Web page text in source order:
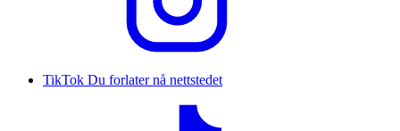
TikTok Du forlater nå nettstedet